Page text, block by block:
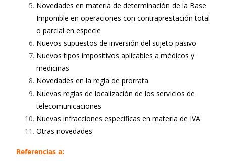
Novedades en materia de determinación de la Base
Imponible en operaciones con contraprestación total
o parcial en especie
Nuevos supuestos de inversión del sujeto pasivo
Nuevos tipos impositivos aplicables a médicos y
medicinas
Novedades en la regla de prorrata
Nuevas reglas de localización de los servicios de
telecomunicaciones
Nuevas infracciones específicas en materia de IVA
Otras novedades
Referencias a: